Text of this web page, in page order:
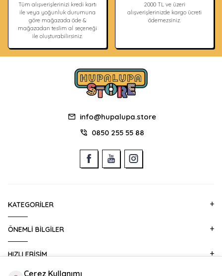
Tüm alışverişlerinizi kredi kartı
ile veya yoğunluk durumuna
göre mağazada öde &
mağazadan teslim al seçeneği
ile oluşturabilirsiniz.
2000 TL ve üzeri
alışverişlerinizde kargo ücreti
ödemezsiniz.
info@hupalupa.store
0850 255 55 88
KATEGORILER
ÖNEMLI BILGILER
HIZLI ERIŞIM
Çerez Kullanımı